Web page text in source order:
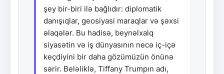
şey bir-biri ilə bağlıdır: diplomatik
danışıqlar, geosiyasi maraqlar və şəxsi
əlaqələr. Bu hadisə, beynəlxalq
siyasətin və iş dünyasının necə iç-içə
keçdiyini bir daha gözümüzün önünə
sərir. Beləliklə, Tiffany Trumpın adı,